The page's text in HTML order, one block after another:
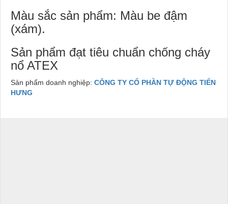
Màu sắc sản phẩm: Màu be đậm
(xám).
Sản phẩm đạt tiêu chuẩn chống cháy
nổ ATEX
Sản phẩm doanh nghiệp: CÔNG TY CỔ PHẦN TỰ ĐỘNG TIẾN
HƯNG